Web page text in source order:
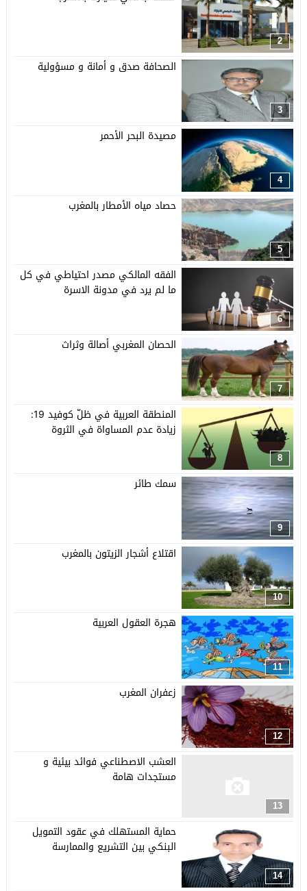
2
3
الصحافة صدق و أمانة و مسؤولية
4
مصيدة البحر الأحمر
5
حصاد مياه الأمطار بالمغرب
6
الفقه المالكي مصدر احتياطي في كل
ما لم يرد في مدونة الاسرة
7
الحصان المغربي أصالة وثراث
8
المنطقة العربية في ظلّ كوفيد 19:
زيادة عدم المساواة في الثروة
9
سمك طائر
10
اقتلاع أشجار الزيتون بالمغرب
11
هجرة العقول العربية
12
زعفران المغرب
13
العشب الاصطناعي فوائد بيئية و
مستجدات هامة
14
حماية المستهلك في عقود التمويل
البنكي بين التشريع والممارسة